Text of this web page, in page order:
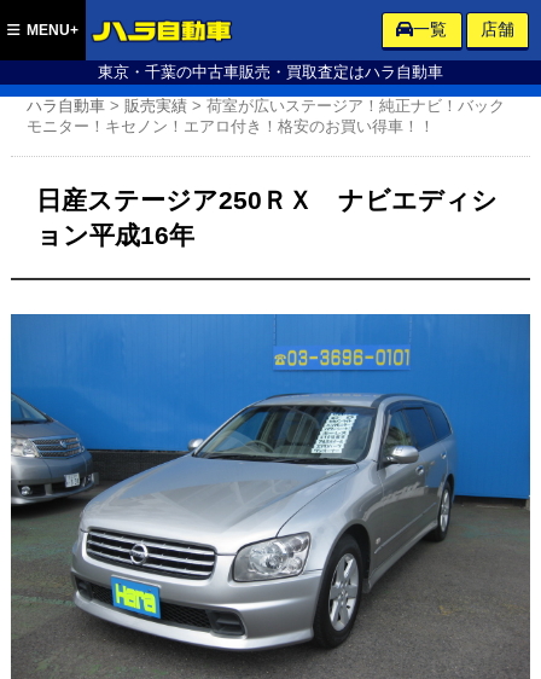
東京・千葉の中古車販売・買取査定はハラ自動車
MENU+ 一覧 店舗
ハラ自動車 >販売実績 >荷室が広いステージア！純正ナビ！バック
モニター！キセノン！エアロ付き！格安のお買い得車！！
日産ステージア250ＲＸ ナビエディシ
ョン平成16年